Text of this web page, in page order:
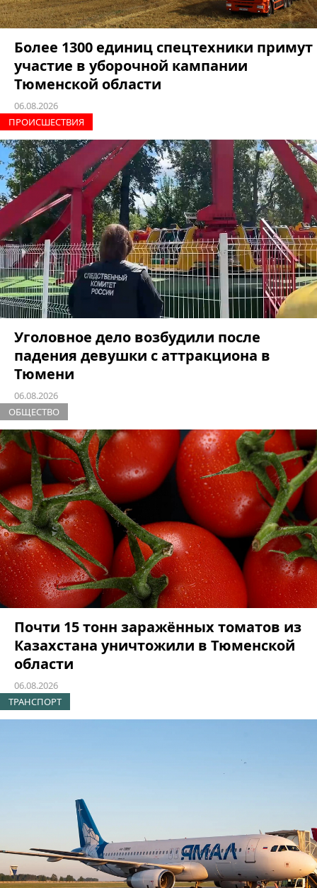
Более 1300 единиц спецтехники примут
участие в уборочной кампании
Тюменской области
06.08.2026
ПРОИCШЕСТВИЯ
Уголовное дело возбудили после
падения девушки с аттракциона в
Тюмени
06.08.2026
ОБЩЕСТВО
Почти 15 тонн заражённых томатов из
Казахстана уничтожили в Тюменской
области
06.08.2026
ТРАНСПОРТ